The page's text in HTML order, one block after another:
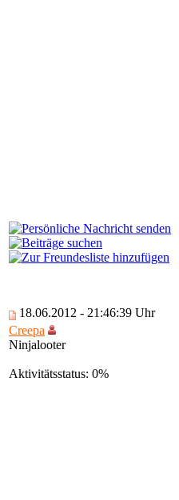
18.06.2012 - 21:46:39 Uhr
Creepa
Ninjalooter
Aktivitätsstatus: 0%